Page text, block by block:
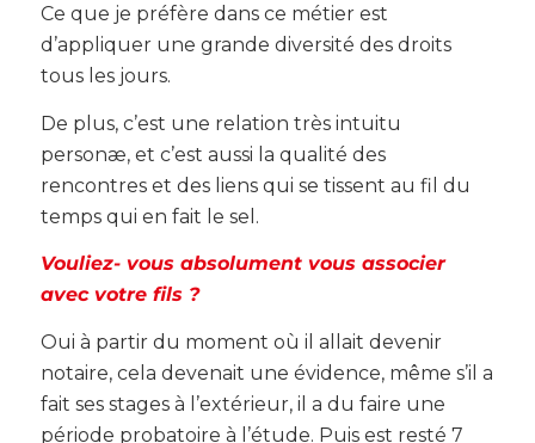
Ce que je préfère dans ce métier est
d’appliquer une grande diversité des droits
tous les jours.
De plus, c’est une relation très intuitu
personæ, et c’est aussi la qualité des
rencontres et des liens qui se tissent au fil du
temps qui en fait le sel.
Vouliez- vous absolument vous associer
avec votre fils ?
Oui à partir du moment où il allait devenir
notaire, cela devenait une évidence, même s’il a
fait ses stages à l’extérieur, il a du faire une
période probatoire à l’étude. Puis est resté 7